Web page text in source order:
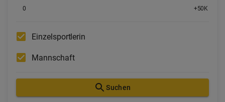
0 +50K
Einzelsportlerin
Mannschaft
Suchen